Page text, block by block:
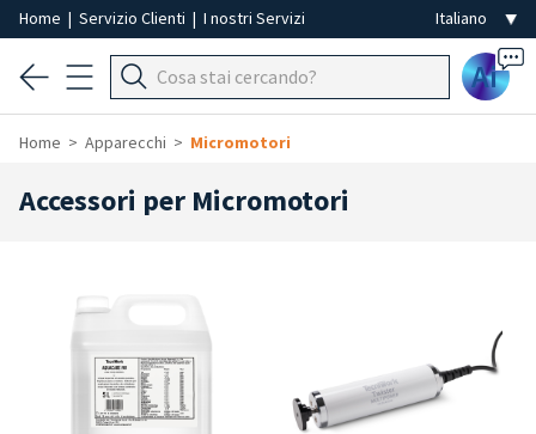
Home | Servizio Clienti | I nostri Servizi
Ai
Home Apparecchi Micromotori
Accessori per Micromotori